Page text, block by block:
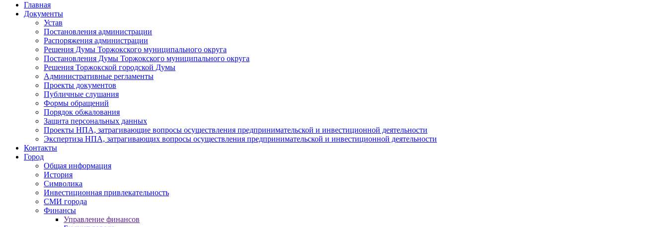
Главная
Документы
Устав
Постановления администрации
Распоряжения администрации
Решения Думы Торжокского муниципального округа
Постановления Думы Торжокского муниципального округа
Решения Торжокской городской Думы
Административные регламенты
Проекты документов
Публичные слушания
Формы обращений
Порядок обжалования
Защита персональных данных
Проекты НПА, затрагивающие вопросы осуществления предпринимательской и инвестиционной деятельности
Экспертиза НПА, затрагивающих вопросы осуществления предпринимательской и инвестиционной деятельности
Контакты
Город
Общая информация
История
Символика
Инвестиционная привлекательность
СМИ города
Финансы
Управление финансов